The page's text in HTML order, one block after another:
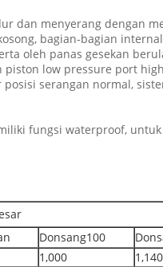
dan menyerang dengan
bagian-bagian
oleh panas gesekan
low pressure port
serangan normal,
fungsi waterproof,
Donsang100
1,000
1,140